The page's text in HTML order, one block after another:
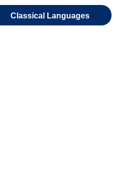
Classical Languages